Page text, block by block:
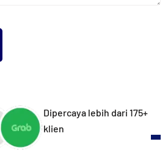
Dipercaya lebih dari 175+
klien